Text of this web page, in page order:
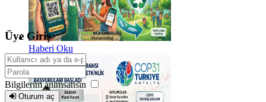
Haberi Oku
Üye Giriş
Bilgilerim anımsansın
Oturum aç